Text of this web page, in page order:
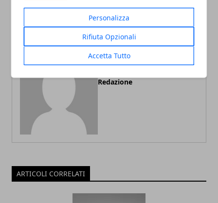
Personalizza
Rifiuta Opzionali
Accetta Tutto
Redazione
ARTICOLI CORRELATI